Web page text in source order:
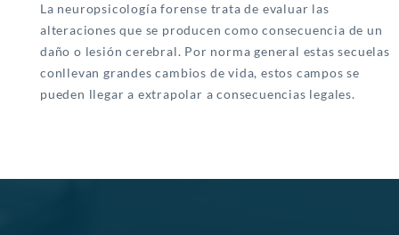
La neuropsicología forense trata de evaluar las
alteraciones que se producen como consecuencia de un
daño o lesión cerebral. Por norma general estas secuelas
conllevan grandes cambios de vida, estos campos se
pueden llegar a extrapolar a consecuencias legales.